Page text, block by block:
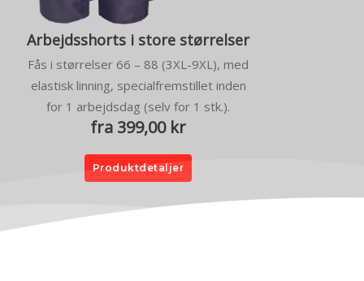
Arbejdsshorts i store størrelser
Fås i størrelser 66 – 88 (3XL-9XL), med
elastisk linning, specialfremstillet inden
for 1 arbejdsdag (selv for 1 stk.).
fra 399,00 kr
Produktdetaljer